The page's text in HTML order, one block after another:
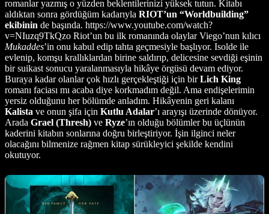
romanlar yazmış o yüzden beklentilerinizi yüksek tutun. Kitabı
aldıktan sonra gördüğüm kadarıyla RIOT’un “Worldbuilding”
ekibinin de başında. https://www.youtube.com/watch?
v=NIuzq9TkQzo Riot’un bu ilk romanında olaylar Viego’nun kılıcı
Mukaddes’in onu kabul edip tahta geçmesiyle başlıyor. Isolde ile
evlenip, komşu krallıklardan birine saldırıp, delicesine sevdiği eşinin
bir suikast sonucu yaralanmasıyla hikâye örgüsü devam ediyor.
Buraya kadar olanlar çok hızlı gerçekleştiği için birLich King
romanı faciası mı acaba diye korkmadım değil. Ama endişelerimin
yersiz olduğunu her bölümde anladım. Hikâyenin geri kalanı
Kalista ve onun şifa için Kutlu Adalar’ı arayışı üzerinde dönüyor.
Arada Grael (Thresh) ve Ryze’ın olduğu bölümler bu üçlünün
kaderini kitabın sonlarına doğru birleştiriyor. İşin ilginci neler
olacağını bilmenize rağmen kitap sürükleyici şekilde kendini
okutuyor.